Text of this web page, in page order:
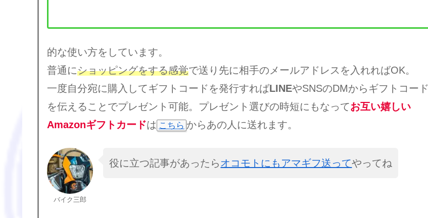
的な使い方をしています。
普通にショッピングをする感覚で送り先に相手のメールアドレスを入れればOK。
一度自分宛に購入してギフトコードを発行すればLINEやSNSのDMからギフトコード
を伝えることでプレゼント可能。プレゼント選びの時短にもなってお互い嬉しい
Amazonギフトカードは こちら からあの人に送れます。
バイク三郎
役に立つ記事があったらオコモトにもアマギフ送ってやってね